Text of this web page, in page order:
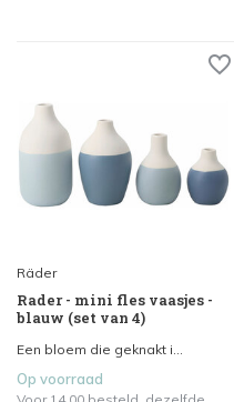
Räder
Rader - mini fles vaasjes -
blauw (set van 4)
Een bloem die geknakt i...
Op voorraad